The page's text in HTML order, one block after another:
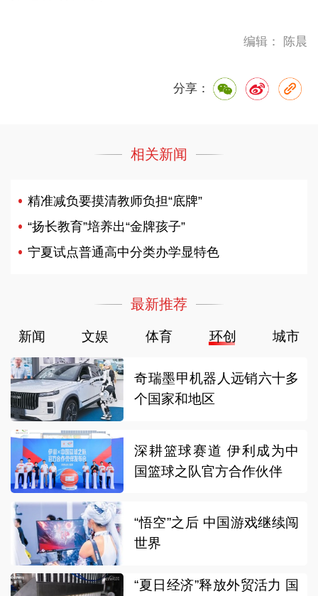
编辑： 陈晨
分享：
相关新闻
精准减负要摸清教师负担“底牌”
“扬长教育”培养出“金牌孩子”
宁夏试点普通高中分类办学显特色
最新推荐
新闻 文娱 体育 环创 城市
奇瑞墨甲机器人远销六十多
个国家和地区
深耕篮球赛道 伊利成为中
国篮球之队官方合作伙伴
“悟空”之后 中国游戏继续闯
世界
“夏日经济”释放外贸活力 国